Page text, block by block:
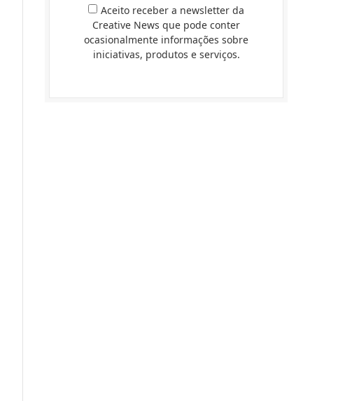
Aceito receber a newsletter da
Creative News que pode conter
ocasionalmente informações sobre
iniciativas, produtos e serviços.